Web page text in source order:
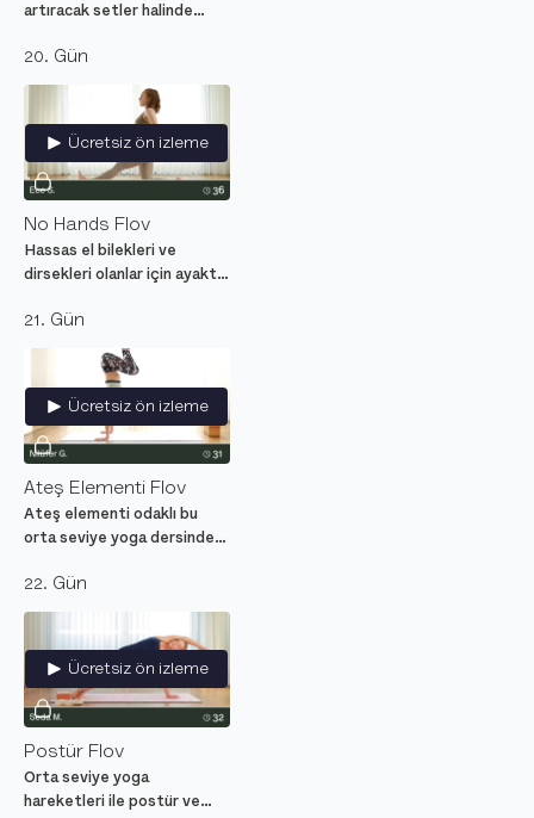
artıracak setler halinde
daha sağlam durmana
yardım edecek yoga dersi.
20. Gün
Ücretsiz ön izleme
No Hands Flov
Hassas el bilekleri ve
dirsekleri olanlar için ayakta
hareketleri.
21. Gün
Ücretsiz ön izleme
Ateş Elementi Flov
Ateş elementi odaklı bu
orta seviye yoga dersinde
ortaya çıkar.
22. Gün
Ücretsiz ön izleme
Postür Flov
Orta seviye yoga
hareketleri ile postür ve